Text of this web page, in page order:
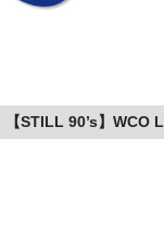
【STILL 90’s】